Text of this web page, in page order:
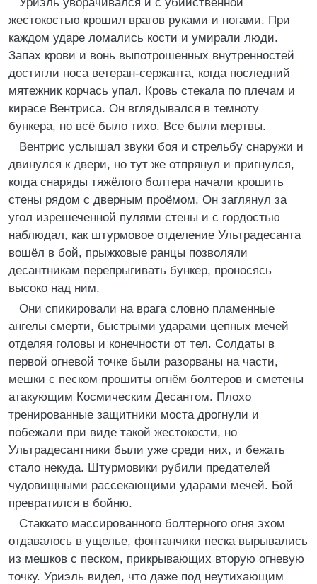
жестокостью крошил врагов руками и ногами. При
каждом ударе ломались кости и умирали люди.
Запах крови и вонь выпотрошенных внутренностей
достигли носа ветеран-сержанта, когда последний
мятежник корчась упал. Кровь стекала по плечам и
кирасе Вентриса. Он вглядывался в темноту
бункера, но всё было тихо. Все были мертвы.
Вентрис услышал звуки боя и стрельбу снаружи и
двинулся к двери, но тут же отпрянул и пригнулся,
когда снаряды тяжёлого болтера начали крошить
стены рядом с дверным проёмом. Он заглянул за
угол изрешеченной пулями стены и с гордостью
наблюдал, как штурмовое отделение Ультрадесанта
вошёл в бой, прыжковые ранцы позволяли
десантникам перепрыгивать бункер, проносясь
высоко над ним.
Они спикировали на врага словно пламенные
ангелы смерти, быстрыми ударами цепных мечей
отделяя головы и конечности от тел. Солдаты в
первой огневой точке были разорваны на части,
мешки с песком прошиты огнём болтеров и сметены
атакующим Космическим Десантом. Плохо
тренированные защитники моста дрогнули и
побежали при виде такой жестокости, но
Ультрадесантники были уже среди них, и бежать
стало некуда. Штурмовики рубили предателей
чудовищными рассекающими ударами мечей. Бой
превратился в бойню.
Стаккато массированного болтерного огня эхом
отдавалось в ущелье, фонтанчики песка вырывались
из мешков с песком, прикрывающих вторую огневую
точку. Уриэль видел, что даже под неутихающим